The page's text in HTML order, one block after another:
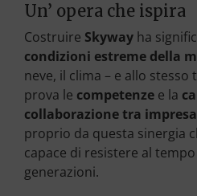
Un’ opera che ispira
Costruire Skyway ha
condizioni estreme della
neve, il clima – e allo
prova le competenze e la
collaborazione tra
proprio da questa sinergia
capace di resistere al
generazioni.